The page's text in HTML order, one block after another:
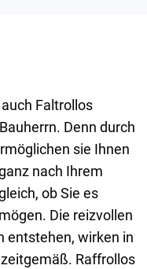
Faltrollos
Denn durch
sie Ihnen
nach Ihrem
ob Sie es
Die reizvollen
entstehen, wirken in
Raffrollos